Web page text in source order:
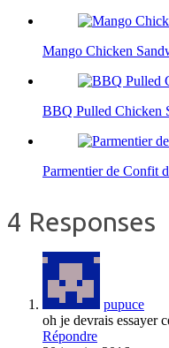
Mango Chicken
BBQ Pulled Chicken
Parmentier de Confit
4 Responses
pupuce
oh je devrais essayer
Répondre